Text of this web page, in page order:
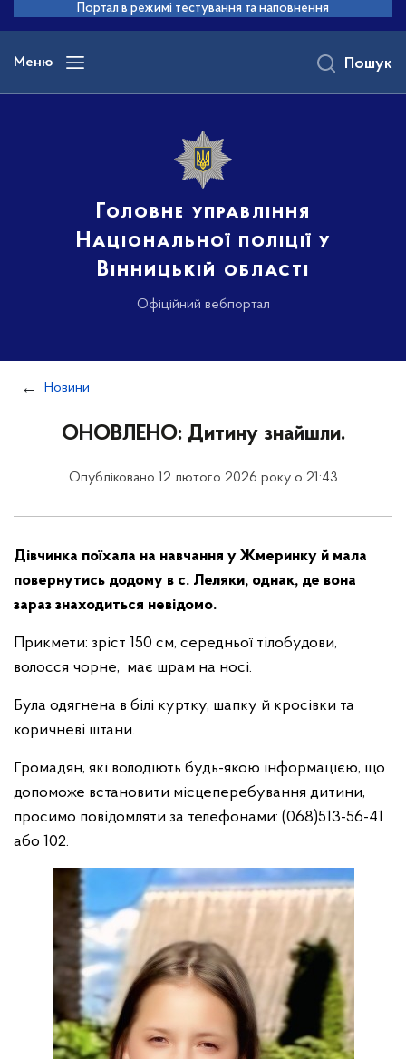
основного
вмісту
Портал в режимі тестування та наповнення
Меню
Головне управління
Національної поліції у
Вінницькій області
Офіційний вебпортал
Пошук
Новини
ОНОВЛЕНО: Дитину знайшли.
Опубліковано 12 лютого 2026 року о 21:43
Дівчинка поїхала на навчання у Жмеринку й мала
повернутись додому в с. Леляки, однак, де вона
зараз знаходиться невідомо.
Прикмети: зріст 150 см, середньої тілобудови,
волосся чорне, має шрам на носі.
Була одягнена в білі куртку, шапку й кросівки та
коричневі штани.
Громадян, які володіють будь-якою інформацією, що
допоможе встановити місцеперебування дитини,
просимо повідомляти за телефонами: (068)513-56-41
або 102.